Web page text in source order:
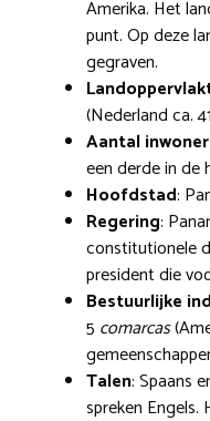
Amerika. Het
punt. Op deze
gegraven.
(Nederland ca.
Aantal
een derde in de
Hoofdstad:
Regering:
constitutionele
president die
Bestuurlijke
5 comarcas
Talen: Spaans
spreken